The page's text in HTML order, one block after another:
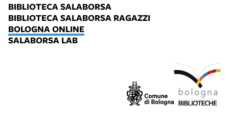
BIBLIOTECA SALABORSA
BIBLIOTECA SALABORSA RAGAZZI
BOLOGNA ONLINE
SALABORSA LAB